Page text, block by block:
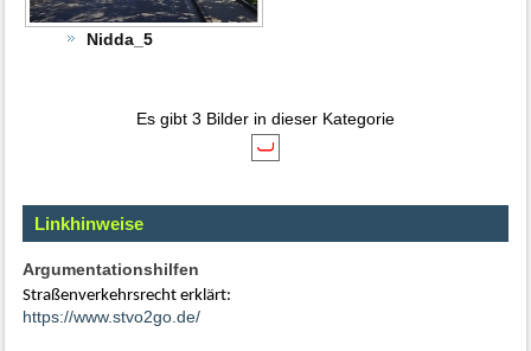
Nidda_5
Es gibt 3 Bilder in dieser Kategorie
Linkhinweise
Argumentationshilfen
Straßenverkehrsrecht erklärt:
https://www.stvo2go.de/